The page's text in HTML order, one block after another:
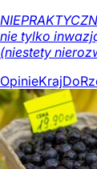
nie tylko
(niestety
OpinieKraj